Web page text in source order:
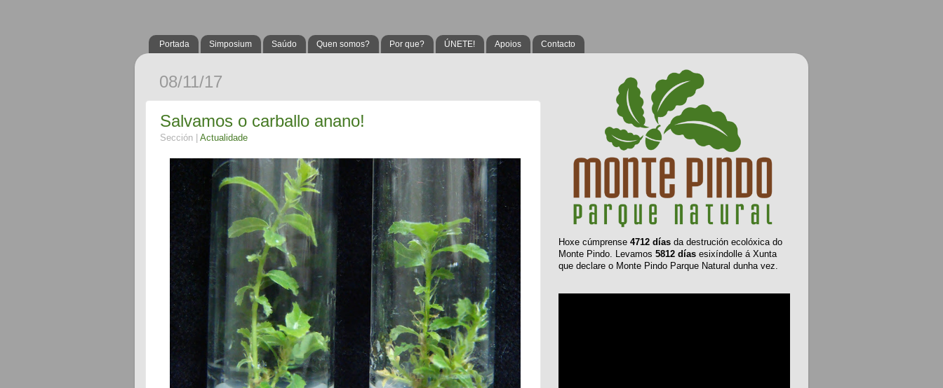
Portada Simposium Saúdo Quen somos? Por que? ÚNETE! Apoios Contacto
08/11/17
Salvamos o carballo anano!
Sección | Actualidade
Hoxe cúmprense 4712 días da destrución ecolóxica do
Monte Pindo. Levamos 5812 días esixíndolle á Xunta
que declare o Monte Pindo Parque Natural dunha vez.